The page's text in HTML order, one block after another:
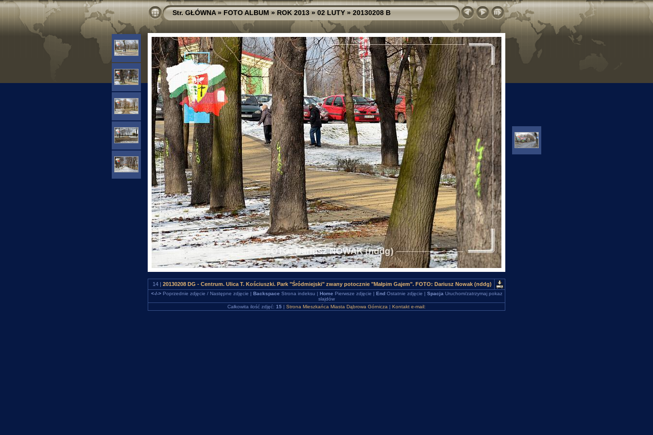
Str. GŁÓWNA»FOTO ALBUM»ROK 2013»02 LUTY»20130208 B
14 | 20130208 DG - Centrum. Ulica T. Kościuszki. Park "Śródmiejski" zwany potocznie "Małpim Gajem". FOTO: Dariusz Nowak (nddg)
<-/->Poprzednie zdjęcie / Następne zdjęcie | Backspace Strona indeksu | Home Pierwsze zdjęcie | EndOstatnie zdjęcie | Spacja Uruchom/zatrzymaj pokaz
slajdów
Całkowita ilość zdjęć: 15 | Strona Mieszkańca Miasta Dąbrowa Górnicza | Kontakt e-mail: